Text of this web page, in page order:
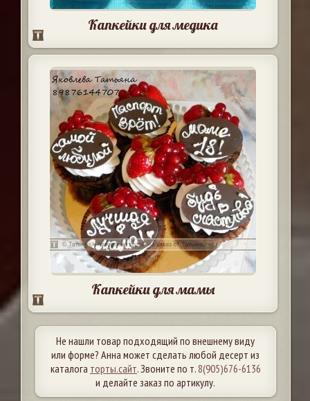
Капкейки для медика
Капкейки для мамы
Не нашли товар подходящий по внешнему виду
или форме? Анна может сделать любой десерт из
каталога торты.сайт. Звоните по т.8(905)676-6136
и делайте заказ по артикулу.